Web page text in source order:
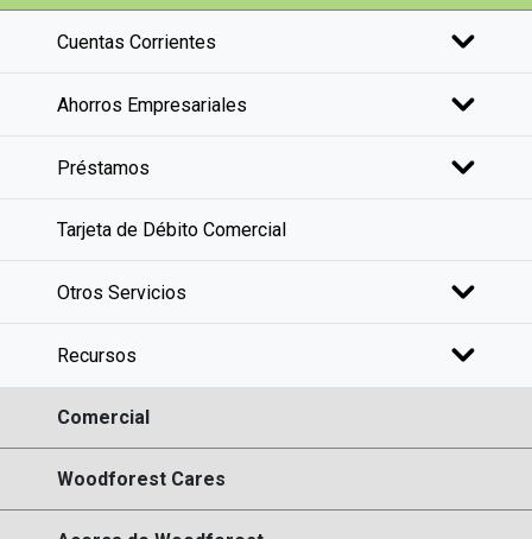
Cuentas Corrientes
Ahorros Empresariales
Préstamos
Tarjeta de Débito Comercial
Otros Servicios
Recursos
Comercial
Woodforest Cares